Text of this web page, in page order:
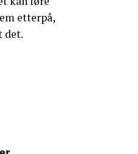
etterpå,
det.